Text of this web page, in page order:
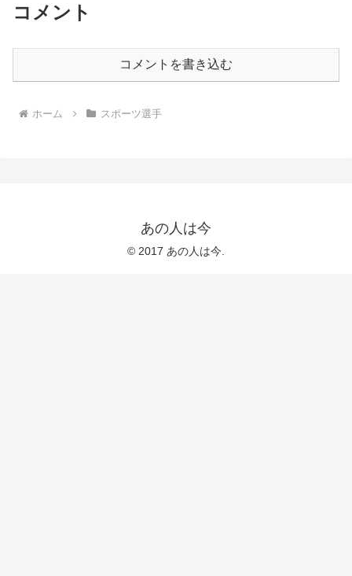
コメント
コメントを書き込む
ホーム スポーツ選手
あの人は今
© 2017 あの人は今.